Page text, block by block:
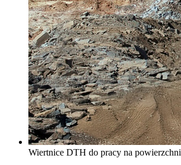
Wiertnice DTH do pracy na powierzchni